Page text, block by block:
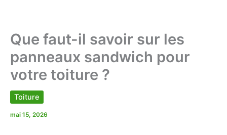
Que faut-il savoir sur les
panneaux sandwich pour
votre toiture ?
Toiture
mai 15, 2026